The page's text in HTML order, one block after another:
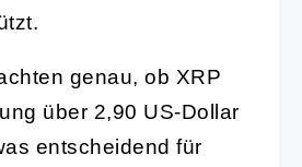
genau, ob XRP
über 2,90 US-Dollar
entscheidend für